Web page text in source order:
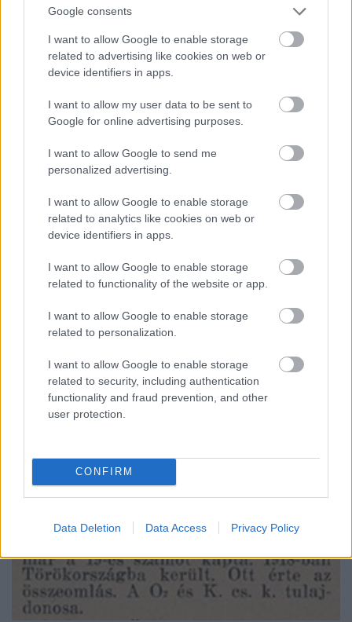
Google consents
I want to allow Google to enable storage
related to advertising like cookies on web or
device identifiers in apps.
I want to allow my user data to be sent to
Google for online advertising purposes.
I want to allow Google to send me
personalized advertising.
I want to allow Google to enable storage
related to analytics like cookies on web or
device identifiers in apps.
I want to allow Google to enable storage
related to functionality of the website or app.
I want to allow Google to enable storage
related to personalization.
I want to allow Google to enable storage
related to security, including authentication
functionality and fraud prevention, and other
user protection.
CONFIRM
Data Deletion Data Access Privacy Policy